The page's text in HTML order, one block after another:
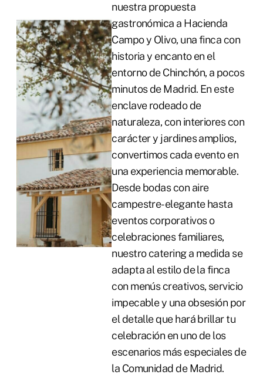
nuestra propuesta
gastronómica a Hacienda
Campo y Olivo, una finca con
historia y encanto en el
entorno de Chinchón, a pocos
minutos de Madrid. En este
enclave rodeado de
naturaleza, con interiores con
carácter y jardines amplios,
convertimos cada evento en
una experiencia memorable.
Desde bodas con aire
campestre-elegante hasta
eventos corporativos o
celebraciones familiares,
nuestro catering a medida se
adapta al estilo de la finca
con menús creativos, servicio
impecable y una obsesión por
el detalle que hará brillar tu
celebración en uno de los
escenarios más especiales de
la Comunidad de Madrid.